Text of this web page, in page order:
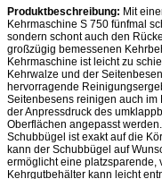
Produktbeschreibung: Mit
Kehrmaschine S 750 fünfmal
sondern schont auch den
großzügig bemessenen
Kehrmaschine ist leicht zu
Kehrwalze und der
hervorragende
Seitenbesens reinigen auch
der Anpressdruck des
Oberflächen angepasst
Schubbügel ist exakt auf die
kann der Schubbügel auf
ermöglicht eine platzsparende,
Kehrgutbehälter kann leicht